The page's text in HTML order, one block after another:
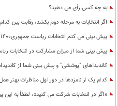
به چه کسی رأی می دهید؟
اگر انتخابات به مرحله دوم بکشد، رقابت بین
پیش بینی می کنم انتخابات ریاست جمهوری1400...
پیش بینی شما از میزان مشارکت در انتخابات
کاندیداهای "پوششی" و پیش بینی شما از کاندیداهای
کدام یک از نامزدها در دور اول مناظرات بهتر
«اگر در انتخابات شرکت می کنید»، لطفاً به